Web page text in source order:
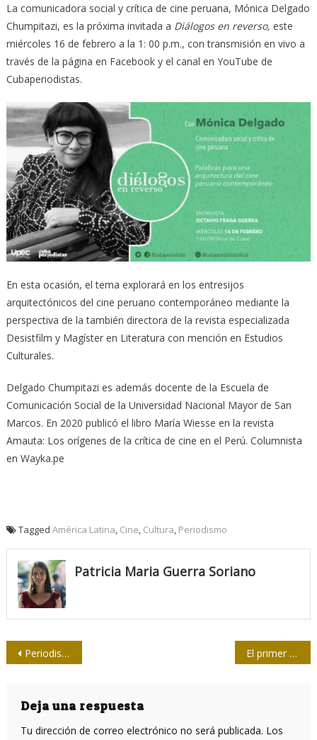
La comunicadora social y crítica de cine peruana, Mónica Delgado
Chumpitazi, es la próxima invitada a Diálogos en reverso, este
miércoles 16 de febrero a la 1: 00 p.m., con transmisión en vivo a
través de la página en Facebook y el canal en YouTube de
Cubaperiodistas.
En esta ocasión, el tema explorará en los entresijos
arquitectónicos del cine peruano contemporáneo mediante la
perspectiva de la también directora de la revista especializada
Desistfilm y Magíster en Literatura con mención en Estudios
Culturales.
Delgado Chumpitazi es además docente de la Escuela de
Comunicación Social de la Universidad Nacional Mayor de San
Marcos. En 2020 publicó el libro María Wiesse en la revista
Amauta: Los orígenes de la crítica de cine en el Perú. Columnista
en Wayka.pe
Tagged América Latina, Cine, Cultura, Periodismo
Patricia Maria Guerra Soriano
Navegación
entradas
Periodismo cubano y sus demonios El primer campeón mundial juvenil de ajedrez dice adiós a los 88 años
Deja una respuesta
Tu dirección de correo electrónico no será publicada. Los